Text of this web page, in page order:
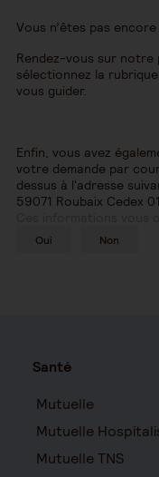
Vous n’êtes pas
Rendez-vous sur
sélectionnez la
vous guider.
Enfin, vous avez
votre demande par
dessus à l'adresse
59071 Roubaix Cedex
Oui Non
Santé
Mutuelle
Mutuelle
Mutuelle TNS